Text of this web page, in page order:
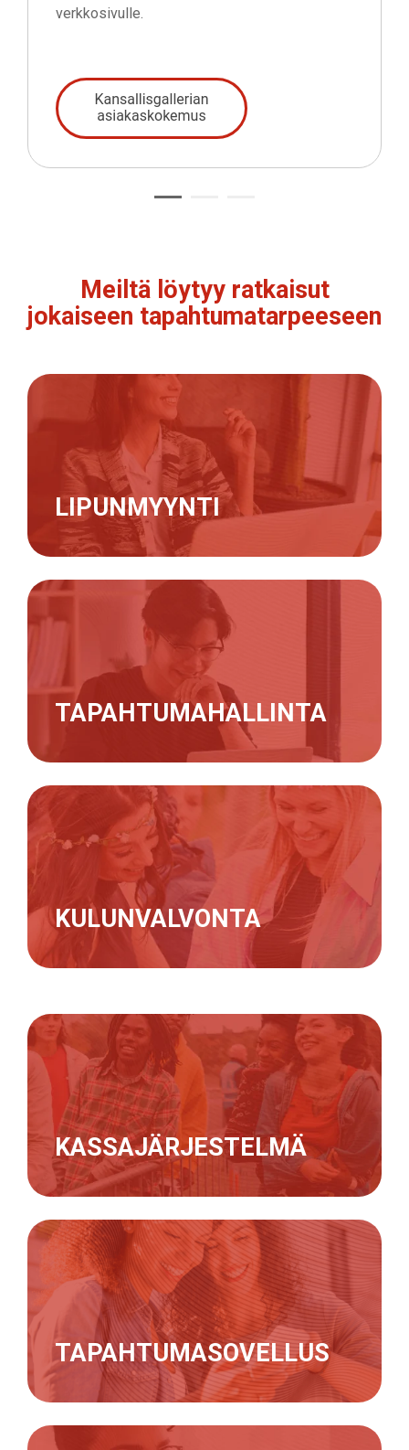
verkkosivulle.
Meiltä löytyy ratkaisut
jokaiseen tapahtumatarpeeseen
LIPUNMYYNTI
TAPAHTUMAHALLINTA
KULUNVALVONTA
KASSAJÄRJESTELMÄ
TAPAHTUMASOVELLUS